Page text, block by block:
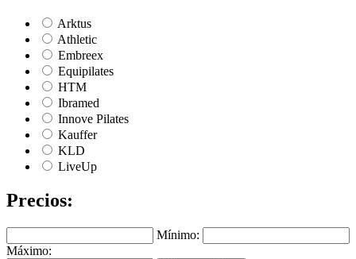
Arktus
Athletic
Embreex
Equipilates
HTM
Ibramed
Innove Pilates
Kauffer
KLD
LiveUp
Precios:
Mínimo:
Máximo: